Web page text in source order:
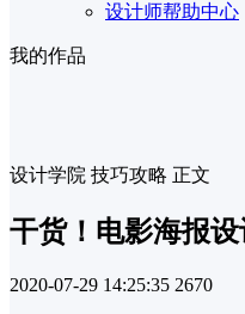
设计师帮助中心
我的作品
设计学院 技巧攻略 正文
干货！电影海报
2020-07-29 14:25:35 2670